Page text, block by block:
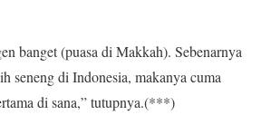
banget (puasa di Makkah). Sebenarnya
seneng di Indonesia, makanya cuma
di sana,” tutupnya.(***)